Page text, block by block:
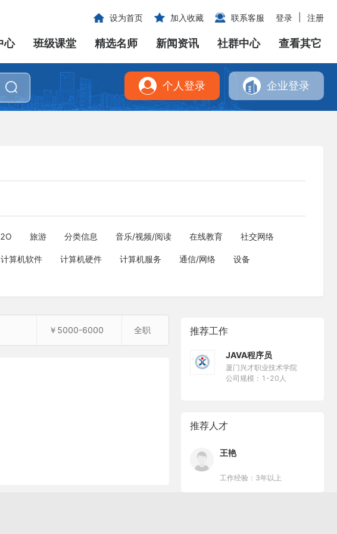
设为首页 加入收藏 联系客服 登录 注册
心 班级课堂 精选名师 新闻资讯 社群中心 查看其它
个人登录 企业登录
旅游 分类信息 音乐/视频/阅读 在线教育 社交网络
计算机软件 计算机硬件 计算机服务 通信/网络 设备
￥5000-6000 全职 推荐工作
JAVA程序员
厦门兴才职业技术学院
公司规模：1-20人
推荐人才
王艳
工作经验：3年以上